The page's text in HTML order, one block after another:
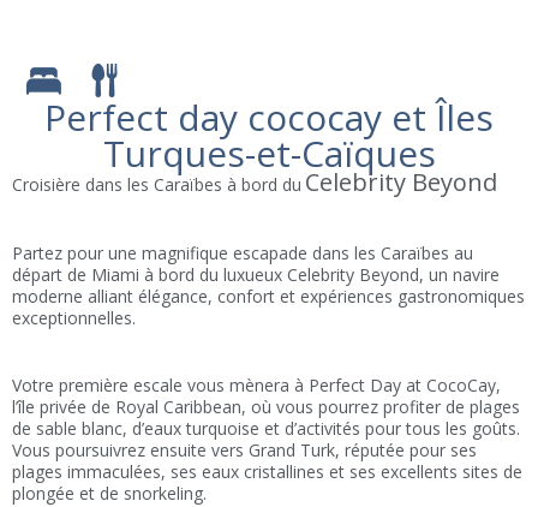
Perfect day cococay et Îles
Turques-et-Caïques
Croisière dans les Caraïbes à bord du Celebrity Beyond
Partez pour une magnifique escapade dans les Caraïbes au
départ de Miami à bord du luxueux Celebrity Beyond, un navire
moderne alliant élégance, confort et expériences gastronomiques
exceptionnelles.
Votre première escale vous mènera à Perfect Day at CocoCay,
l’île privée de Royal Caribbean, où vous pourrez profiter de plages
de sable blanc, d’eaux turquoise et d’activités pour tous les goûts.
Vous poursuivrez ensuite vers Grand Turk, réputée pour ses
plages immaculées, ses eaux cristallines et ses excellents sites de
plongée et de snorkeling.